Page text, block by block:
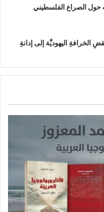
الصراع الفلسطيني
الخرافةِ اليهوديَّة إلى إدانةِ